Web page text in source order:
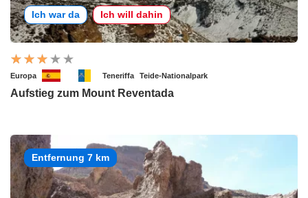
Ich war da Ich will dahin
Europa Teneriffa Teide-Nationalpark
Aufstieg zum Mount Reventada
Entfernung 7 km